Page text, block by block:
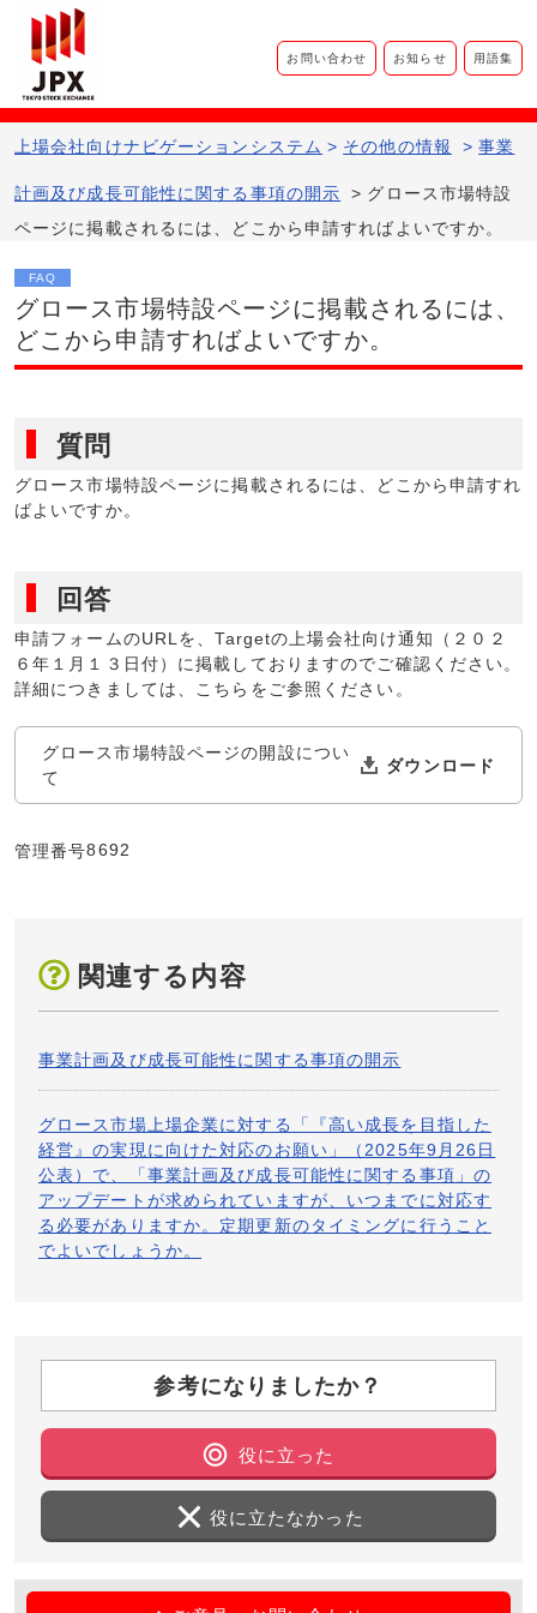
お問い合わせ お知らせ 用語集
上場会社向けナビゲーションシステム​ > その他の情報 > 事業
計画及び成長可能性に関する事項の開示 > グロース市場特設
ページに掲載されるには、どこから申請すればよいですか。
FAQ
グロース市場特設ページに掲載されるには、
どこから申請すればよいですか。
質問
グロース市場特設ページに掲載されるには、どこから申請すれ
ばよいですか。
回答
申請フォームのURLを、Targetの上場会社向け通知（２０２
６年１月１３日付）に掲載しておりますのでご確認ください。
詳細につきましては、こちらをご参照ください。
グロース市場特設ページの開設につい
て
管理番号8692
関連する内容
事業計画及び成長可能性に関する事項の開示
グロース市場上場企業に対する「『高い成長を目指した
経営』の実現に向けた対応のお願い」（2025年9月26日
公表）で、「事業計画及び成長可能性に関する事項」の
アップデートが求められていますが、いつまでに対応す
る必要がありますか。定期更新のタイミングに行うこと
でよいでしょうか。
参考になりましたか？
役に立った
役に立たなかった